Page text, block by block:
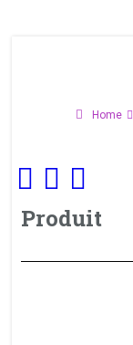
Home
Produit